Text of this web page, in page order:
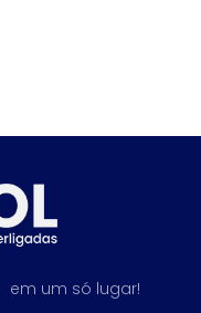
em um só lugar!